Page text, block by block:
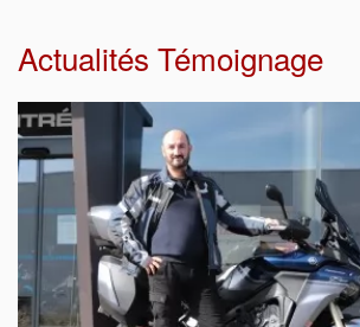
Actualités Témoignage